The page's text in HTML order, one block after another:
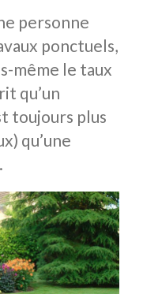
personne
ponctuels,
même le taux
qu’un
toujours plus
qu’une